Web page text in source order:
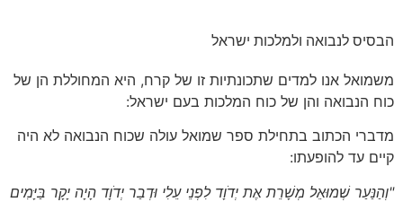
הבסיס לנבואה ולמלכות ישראל
משמואל אנו למדים שתכונתיות זו של קרח, היא המחוללת הן של
כוח הנבואה והן של כוח המלכות בעם ישראל:
מדברי הכתוב בתחילת ספר שמואל עולה שכוח הנבואה לא היה
קיים עד להופעתו:
"וְהַנַּעַר שְׁמוּאֵל מְשָׁרֵת אֶת יְדֹוָד לִפְנֵי עֵלִי וּדְבַר יְדֹוָד הָיָה יָקָר בַּיָּמִים